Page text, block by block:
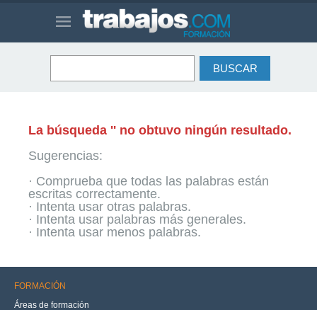
La búsqueda '' no obtuvo ningún resultado.
Sugerencias:
· Comprueba que todas las palabras están
escritas correctamente.
· Intenta usar otras palabras.
· Intenta usar palabras más generales.
· Intenta usar menos palabras.
FORMACIÓN
Áreas de formación